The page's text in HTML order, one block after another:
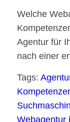
Welche
Agentur für
nach einer
Tags:
Webagentur